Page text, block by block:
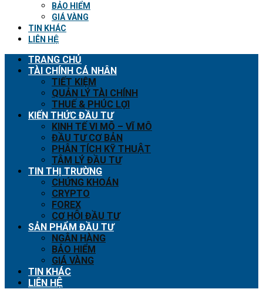
BẢO HIỂM
GIÁ VÀNG
TIN KHÁC
LIÊN HỆ
TRANG CHỦ
TÀI CHÍNH CÁ NHÂN
TIẾT KIỆM
QUẢN LÝ TÀI CHÍNH
THUẾ & PHÚC LỢI
KIẾN THỨC ĐẦU TƯ
KINH TẾ VI MÔ – VĨ MÔ
ĐẦU TƯ CƠ BẢN
PHÂN TÍCH KỸ THUẬT
TÂM LÝ ĐẦU TƯ
TIN THỊ TRƯỜNG
CHỨNG KHOÁN
CRYPTO
FOREX
CƠ HỘI ĐẦU TƯ
SẢN PHẨM ĐẦU TƯ
NGÂN HÀNG
BẢO HIỂM
GIÁ VÀNG
TIN KHÁC
LIÊN HỆ